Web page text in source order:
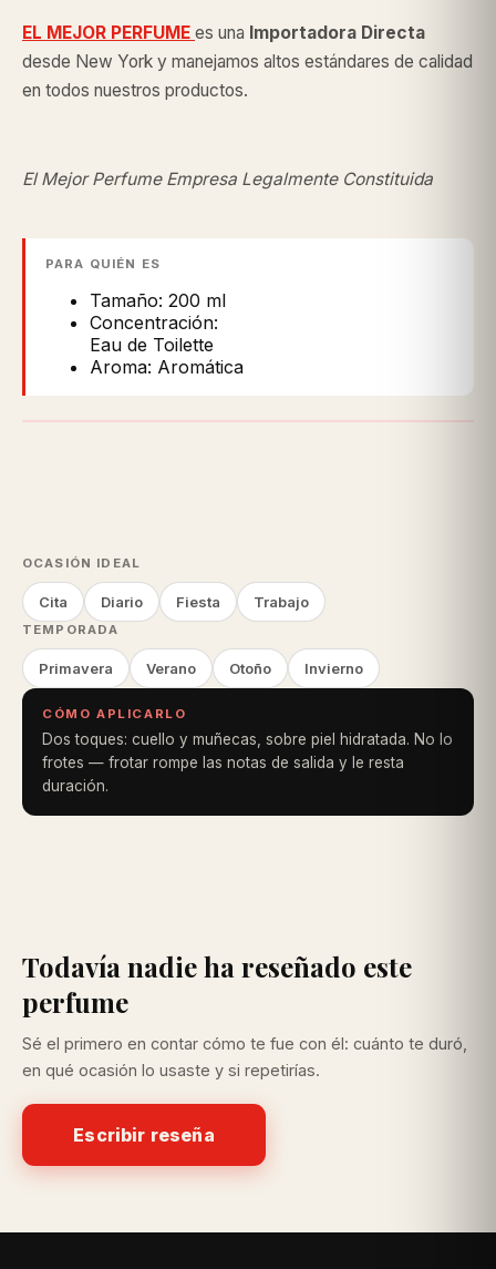
EL MEJOR PERFUME es una Importadora Directa
desde New York y manejamos altos estándares de calidad
en todos nuestros productos.
El Mejor Perfume Empresa Legalmente Constituida
PARA QUIÉN ES
Tamaño: 200 ml
Concentración:
Eau de Toilette
Aroma: Aromática
OCASIÓN IDEAL
Cita Diario Fiesta Trabajo
TEMPORADA
Primavera Verano Otoño Invierno
CÓMO APLICARLO
Dos toques: cuello y muñecas, sobre piel hidratada. No lo
frotes — frotar rompe las notas de salida y le resta
duración.
Todavía nadie ha reseñado este
perfume
Sé el primero en contar cómo te fue con él: cuánto te duró,
en qué ocasión lo usaste y si repetirías.
Escribir reseña